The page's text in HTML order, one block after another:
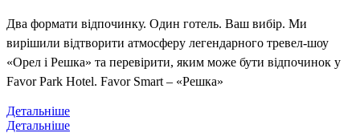
Два формати відпочинку. Один готель. Ваш вибір. Ми
вирішили відтворити атмосферу легендарного тревел-шоу
«Орел і Решка» та перевірити, яким може бути відпочинок у
Favor Park Hotel. Favor Smart – «Решка»
Детальніше
Детальніше